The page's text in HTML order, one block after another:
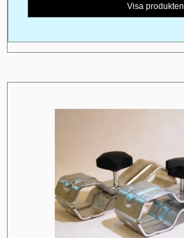
Visa produkten